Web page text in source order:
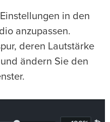
in den
anzupassen.
deren Lautstärke
ändern Sie den